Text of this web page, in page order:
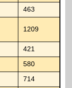
463
1209
421
580
714